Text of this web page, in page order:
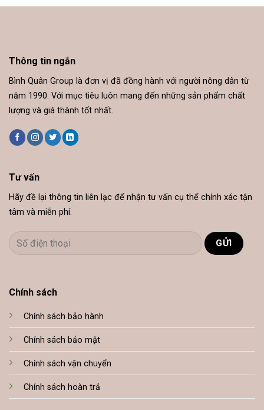
Thông tin ngắn
Bình Quân Group là đơn vị đã đồng hành với người nông dân từ
năm 1990. Với mục tiêu luôn mang đến những sản phẩm chất
lượng và giá thành tốt nhất.
Chính sách
Chính sách bảo hành
Chính sách bảo mật
Chính sách vận chuyển
Chính sách hoàn trả
Tư vấn
Hãy đề lại thông tin liên lạc để nhận tư vấn cụ thể chính xác tận
tâm và miễn phí.